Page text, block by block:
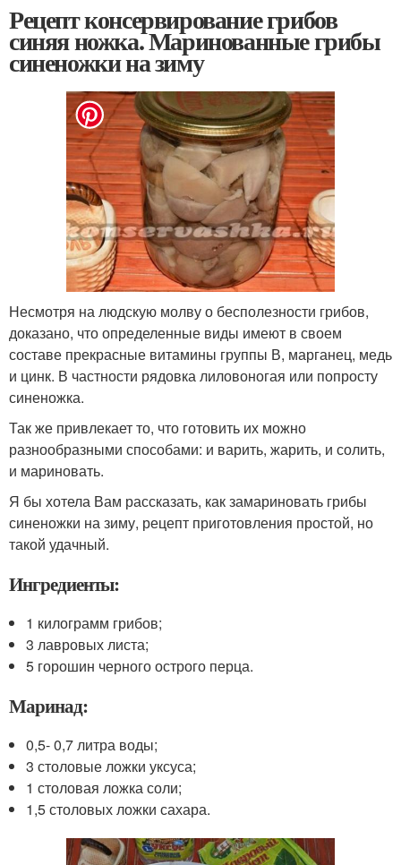
Рецепт консервирование грибов
синяя ножка. Маринованные грибы
синеножки на зиму
Несмотря на людскую молву о бесполезности грибов,
доказано, что определенные виды имеют в своем
составе прекрасные витамины группы В, марганец, медь
и цинк. В частности рядовка лиловоногая или попросту
синеножка.
Так же привлекает то, что готовить их можно
разнообразными способами: и варить, жарить, и солить,
и мариновать.
Я бы хотела Вам рассказать, как замариновать грибы
синеножки на зиму, рецепт приготовления простой, но
такой удачный.
Ингредиенты:
1 килограмм грибов;
3 лавровых листа;
5 горошин черного острого перца.
Маринад:
0,5- 0,7 литра воды;
3 столовые ложки уксуса;
1 столовая ложка соли;
1,5 столовых ложки сахара.